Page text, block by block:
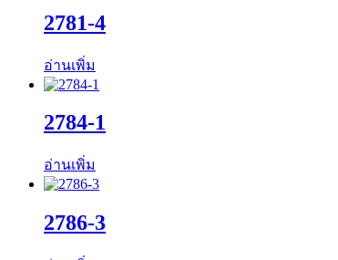
2781-4
อ่านเพิ่ม
2784-1
อ่านเพิ่ม
2786-3